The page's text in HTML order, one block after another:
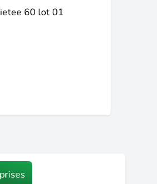
60 lot 01